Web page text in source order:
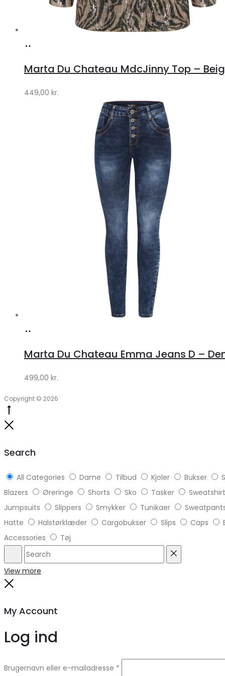
Klædeskabet.dk
Marta Du Chateau MdcJinny Top –
449,00 kr.
Klædeskabet.dk
Marta Du Chateau Emma Jeans D –
499,00 kr.
Copyright © 2026
Search
All Categories Dame Tilbud Kjoler Bukser
Blazers
Øreringe Shorts Sko Tasker
Jumpsuits
Slippers Smykker Tunikaer
Hatte
Halstørklæder Cargobukser Slips Caps
Accessories
Tøj
Search
View more
My Account
Log ind
Brugernavn eller e-mailadresse *